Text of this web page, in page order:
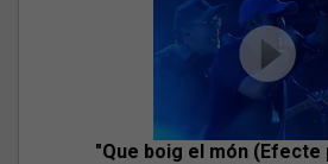
"Que boig el món (Efecte